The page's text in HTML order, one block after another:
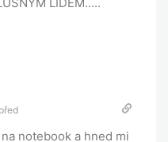
notebook a hned mi